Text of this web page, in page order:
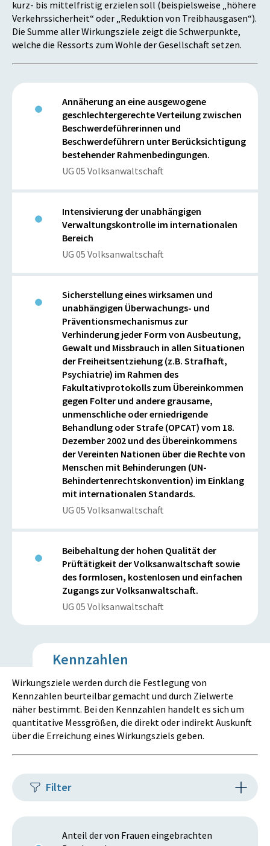
kurz- bis mittelfristig erzielen soll (beispielsweise „höhere
Verkehrssicherheit“ oder „Reduktion von Treibhausgasen“).
Die Summe aller Wirkungsziele zeigt die Schwerpunkte,
welche die Ressorts zum Wohle der Gesellschaft setzen.
Annäherung an eine ausgewogene
geschlechtergerechte Verteilung zwischen
Beschwerdeführerinnen und
Beschwerdeführern unter Berücksichtigung
bestehender Rahmenbedingungen.
UG 05 Volksanwaltschaft
Intensivierung der unabhängigen
Verwaltungskontrolle im internationalen
Bereich
UG 05 Volksanwaltschaft
Sicherstellung eines wirksamen und
unabhängigen Überwachungs- und
Präventionsmechanismus zur
Verhinderung jeder Form von Ausbeutung,
Gewalt und Missbrauch in allen Situationen
der Freiheitsentziehung (z.B. Strafhaft,
Psychiatrie) im Rahmen des
Fakultativprotokolls zum Übereinkommen
gegen Folter und andere grausame,
unmenschliche oder erniedrigende
Behandlung oder Strafe (OPCAT) vom 18.
Dezember 2002 und des Übereinkommens
der Vereinten Nationen über die Rechte von
Menschen mit Behinderungen (UN-
Behindertenrechtskonvention) im Einklang
mit internationalen Standards.
UG 05 Volksanwaltschaft
Beibehaltung der hohen Qualität der
Prüftätigkeit der Volksanwaltschaft sowie
des formlosen, kostenlosen und einfachen
Zugangs zur Volksanwaltschaft.
UG 05 Volksanwaltschaft
Kennzahlen
Wirkungsziele werden durch die Festlegung von
Kennzahlen beurteilbar gemacht und durch Zielwerte
näher bestimmt. Bei den Kennzahlen handelt es sich um
quantitative Messgrößen, die direkt oder indirekt Auskunft
über die Erreichung eines Wirkungsziels geben.
Filter
Anteil der von Frauen eingebrachten